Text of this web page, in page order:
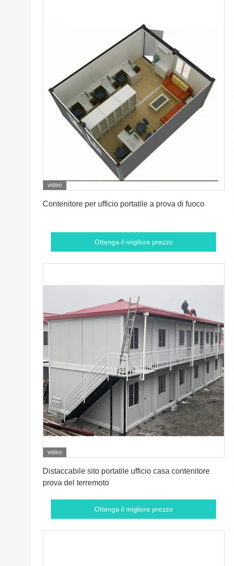
video
Contenitore per ufficio portatile a prova di fuoco
Ottenga il migliore prezzo
video
Distaccabile sito portatile ufficio casa contenitore
prova del terremoto
Ottenga il migliore prezzo